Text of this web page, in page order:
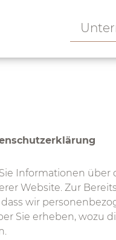
Informationen
Website. Zur
wir
Sie erheben, wozu